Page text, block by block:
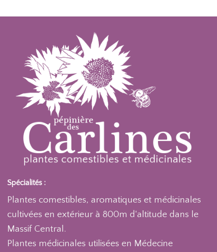
Spécialités :
Plantes comestibles, aromatiques et médicinales
cultivées en extérieur à 800m d'altitude dans le
Massif Central.
Plantes médicinales utilisées en Médecine